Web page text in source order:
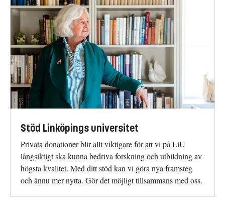
Stöd Linköpings universitet
Privata donationer blir allt viktigare för att vi på LiU
långsiktigt ska kunna bedriva forskning och utbildning av
högsta kvalitet. Med ditt stöd kan vi göra nya framsteg
och ännu mer nytta. Gör det möjligt tillsammans med oss.